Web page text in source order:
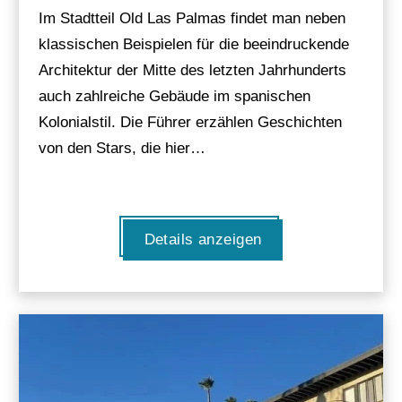
Im Stadtteil Old Las Palmas findet man neben
klassischen Beispielen für die beeindruckende
Architektur der Mitte des letzten Jahrhunderts
auch zahlreiche Gebäude im spanischen
Kolonialstil. Die Führer erzählen Geschichten
von den Stars, die hier…
Details anzeigen